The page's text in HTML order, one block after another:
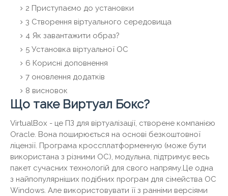
2 Приступаємо до установки
3 Створення віртуального середовища
4 Як завантажити образ?
5 Установка віртуальної ОС
6 Корисні доповнення
7 оновлення додатків
8 висновок
Що таке Виртуал Бокс?
VirtualBox - це ПЗ для віртуалізації, створене компанією
Oracle. Вона поширюється на основі безкоштовної
ліцензії. Програма кроссплатформенную (може бути
використана з різними ОС), модульна, підтримує весь
пакет сучасних технологій для свого напряму.Це одна
з найпопулярніших подібних програм для сімейства ОС
Windows. Але використовувати її з ранніми версіями